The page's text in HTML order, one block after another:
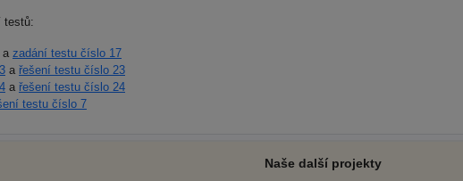
testů:
a zadání testu číslo 17
a řešení testu číslo 23
a řešení testu číslo 24
testu číslo 7
Naše další projekty